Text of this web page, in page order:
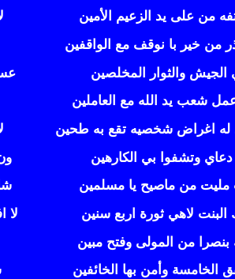
من على يد الزعيم الأمين
من خير با نوقف مع الواقفين
الجيش والثوار المخلصين
عسى
عمل شعب يد الله مع العاملين
له اغراض شخصيه تقع به طحين
دعاي وتشفوا بي الكارهين
مليت من ماصيح يا مسلمين
البنت لاهي ثورة اربع سنين
لا
بنصرا من المولى وفتح مبين
الخامسة وأمن بها الخائفين